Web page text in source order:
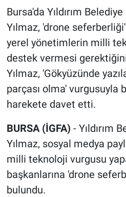
Bursa'da Yıldırım
Yılmaz, 'drone
yerel yönetimlerin milli
destek vermesi
Yılmaz, 'Gökyüzünde
parçası olma' vurgusuyla
harekete davet etti.
BURSA (İGFA) - Yıldırım
Yılmaz, sosyal medya
milli teknoloji vurgusu
başkanlarına 'drone
bulundu.